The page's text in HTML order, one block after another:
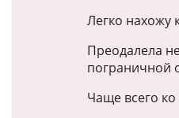
Легко нахожу
Преодалела
пограничной
Чаще всего